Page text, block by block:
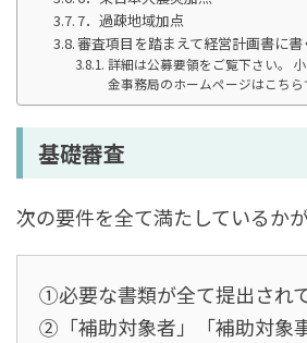
7．過疎地域加点
審査項目を踏まえて経営計画書に
詳細は公募要領をご覧下さい。
金事務局のホームページはこちら
基礎審査
次の要件を全て満たしているかが
①必要な書類が全て提出され
②「補助対象者」「補助対象